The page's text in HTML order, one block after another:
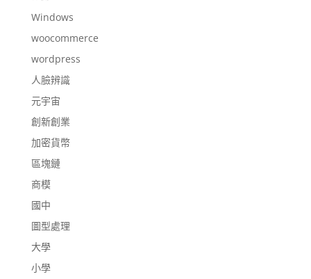
Windows
woocommerce
wordpress
人臉辨識
元宇宙
創新創業
加密貨幣
區塊鏈
商模
國中
圖型處理
大學
小學